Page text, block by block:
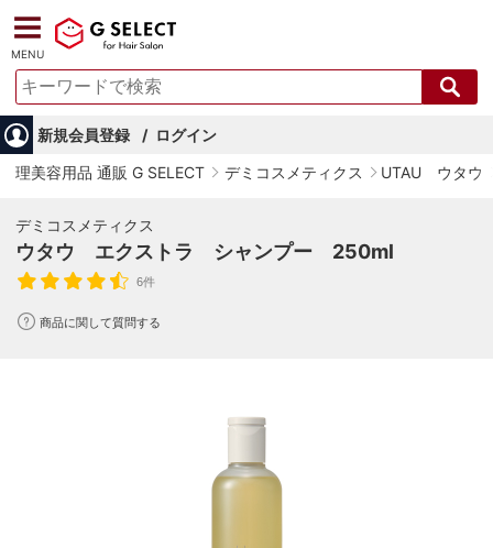
MENU
新規会員登録
ログイン
理美容用品 通販 G SELECT
デミコスメティクス UTAU ウタウ
デミコスメティクス
ウタウ エクストラ シャンプー 250ml
6件
商品に関して質問する